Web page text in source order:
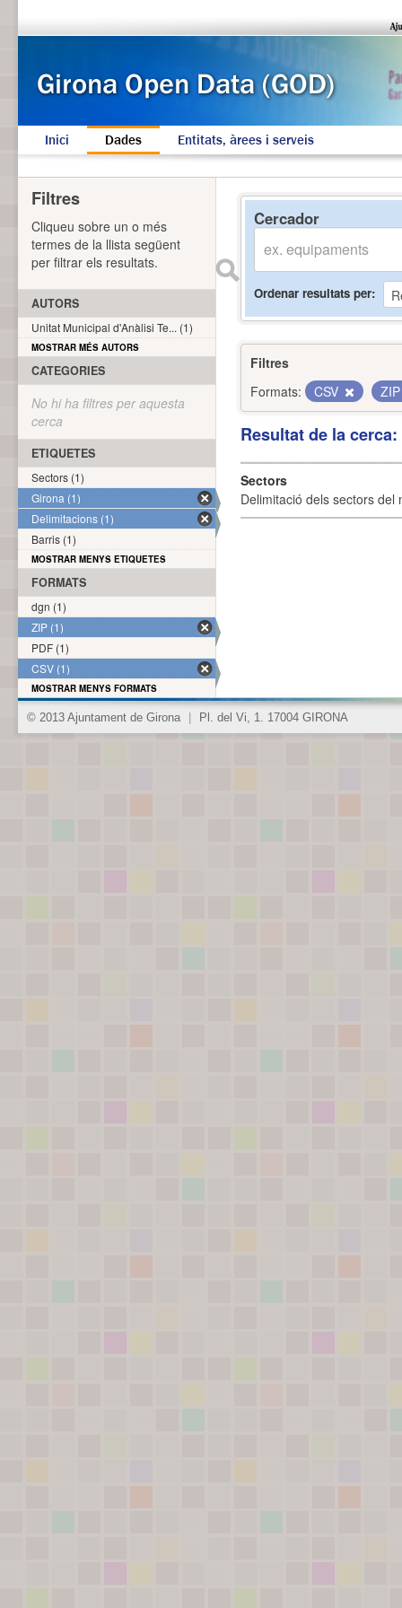
Inici Dades Entitats, àrees i serveis
Cercador
Ordenar resultats per
Filtres
Formats:
CSV
Resultat de la
Sectors
Delimitació dels sectors del
Filtres
Cliqueu sobre un o més
termes de la llista següent
per filtrar els resultats.
AUTORS
Unitat Municipal d'Anàlisi Te... (1)
MOSTRAR MÉS AUTORS
CATEGORIES
No hi ha filtres per aquesta
cerca
ETIQUETES
Sectors (1)
Girona (1)
Delimitacions (1)
Barris (1)
MOSTRAR MENYS ETIQUETES
FORMATS
dgn (1)
ZIP (1)
PDF (1)
CSV (1)
MOSTRAR MENYS FORMATS
© 2013 Ajuntament de Girona Pl. del Vi, 1. 17004 GIRONA